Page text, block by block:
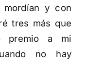
mordían y con
tres más que
premio a mi
no hay